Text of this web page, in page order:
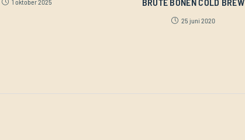
1 oktober 2025
25 juni 2020